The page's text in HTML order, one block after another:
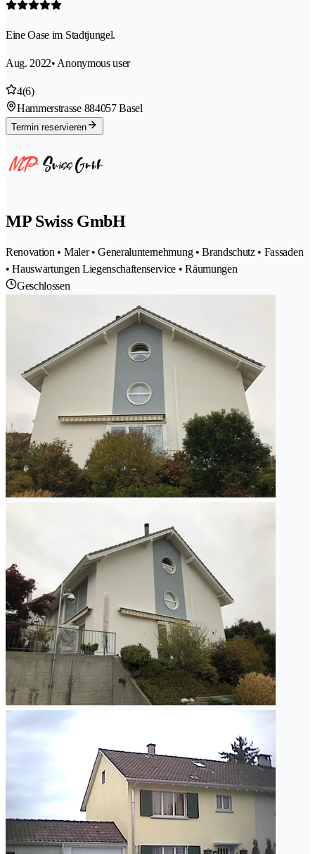
Eine Oase im Stadtjungel.
Aug. 2022• Anonymous user
4(6)
Hammerstrasse 884057 Basel
Termin reservieren
MP Swiss GmbH
Renovation • Maler • Generalunternehmung • Brandschutz • Fassaden
• Hauswartungen Liegenschaftenservice • Räumungen
Geschlossen